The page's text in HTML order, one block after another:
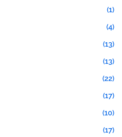
(1)
(4)
(13)
(13)
(22)
(17)
(10)
(17)